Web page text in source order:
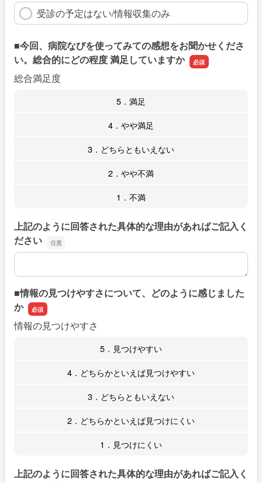
受診の予定はない/情報収集のみ
■今回、病院なびを使ってみての感想をお聞かせくださ
い。総合的にどの程度 満足していますか
総合満足度
5．満足
4．やや満足
3．どちらともいえない
2．やや不満
1．不満
上記のように回答された具体的な理由があればご記入く
ださい
上記のように回答された具体的な理由があればご記入くだ
■情報の見つけやすさについて、どのように感じました
か
情報の見つけやすさ
5．見つけやすい
4．どちらかといえば見つけやすい
3．どちらともいえない
2．どちらかといえば見つけにくい
1．見つけにくい
上記のように回答された具体的な理由があればご記入く